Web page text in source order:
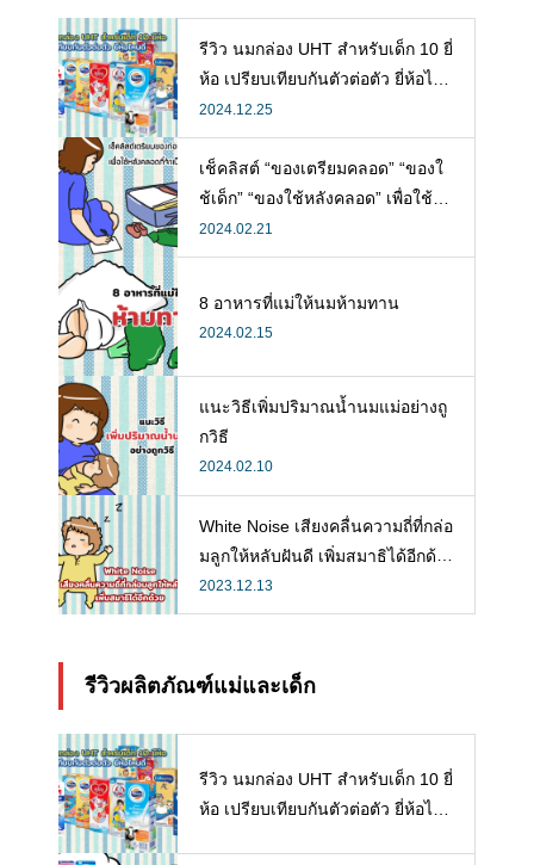
รีวิว นมกล่อง UHT สำหรับเด็ก 10 ยี่
ห้อ เปรียบเทียบกันตัวต่อตัว ยี่ห้อไห
นดี พร้อมแนะวิธีการเลือกนมกล่องใ
ห้ลูก
2024.12.25
เช็คลิสต์ “ของเตรียมคลอด” “ของใ
ช้เด็ก” “ของใช้หลังคลอด” เพื่อใช้ห
ลังคลอดที่จำเป็น
2024.02.21
8 อาหารที่แม่ให้นมห้ามทาน
2024.02.15
แนะวิธีเพิ่มปริมาณน้ำนมแม่อย่างถู
กวิธี
2024.02.10
White Noise เสียงคลื่นความถี่ที่กล่อ
มลูกให้หลับฝันดี เพิ่มสมาธิได้อีกด้ว
ย
2023.12.13
รีวิวผลิตภัณฑ์แม่และเด็ก
รีวิว นมกล่อง UHT สำหรับเด็ก 10 ยี่
ห้อ เปรียบเทียบกันตัวต่อตัว ยี่ห้อไห